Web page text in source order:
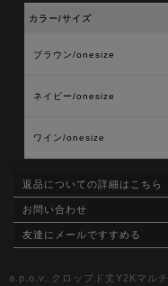
カラー/サイズ
ブラウン/onesize
ネイビー/onesize
ワイン/onesize
返品についての詳細はこちら
お問い合わせ
友達にメールですすめる
a.p.o.v. クロップド丈Y2Kマル